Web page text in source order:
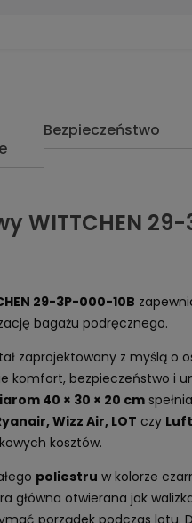
Bezpieczeństwo
WITTCHEN
29-3P-000-10B
bagażu podręcznego.
zaprojektowany z myślą o
komfort, bezpieczeństwo i
40 × 30 × 20 cm
Wizz Air, LOT czy
kosztów.
poliestru w kolorze
główna otwierana jak
porządek podczas lotu.